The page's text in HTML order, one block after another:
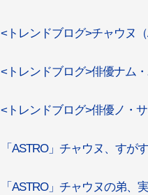
<トレンドブログ>チャウヌ
<トレンドブログ>俳優ナム
<トレンドブログ>俳優ノ・
「ASTRO」チャウヌ、す
「ASTRO」チャウヌの弟